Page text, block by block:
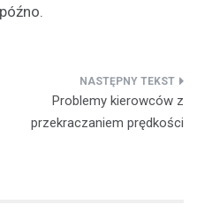
Problemy kierowców z
przekraczaniem prędkości